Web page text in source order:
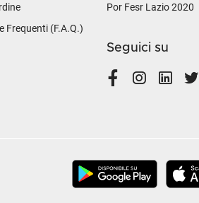
Frequenti (F.A.Q.)
Por Fesr Lazio 2020
Seguici su